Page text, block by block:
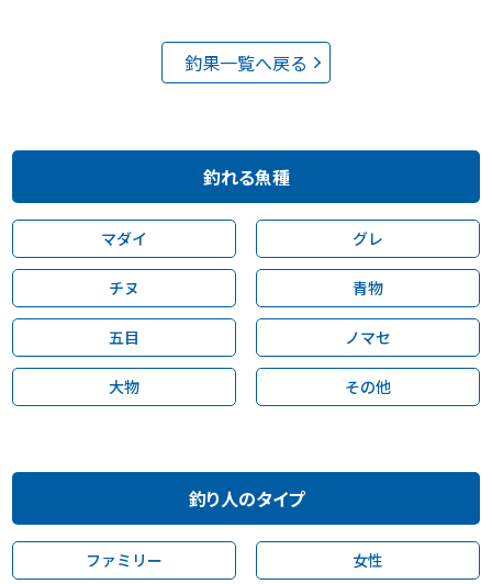
釣果一覧へ戻る
釣れる魚種
マダイ グレ
チヌ 青物
五目 ノマセ
大物 その他
釣り人のタイプ
ファミリー 女性